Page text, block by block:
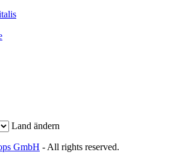
Land ändern
GmbH - All rights reserved.